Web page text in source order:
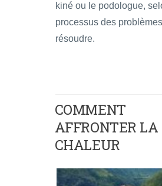
kiné ou le podologue,
processus des
résoudre.
COMMENT
AFFRONTER LA
CHALEUR